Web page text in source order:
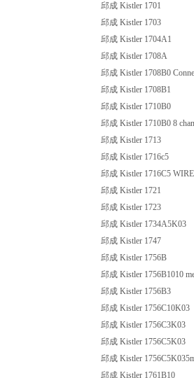
邱成 Kistler 1701
邱成 Kistler 1703
邱成 Kistler 1704A1
邱成 Kistler 1708A
邱成 Kistler 1708B0
邱成 Kistler 1708B1
邱成 Kistler 1710B0
邱成 Kistler 1710B0 8
邱成 Kistler 1713
邱成 Kistler 1716c5
邱成 Kistler 1716C5
邱成 Kistler 1721
邱成 Kistler 1723
邱成 Kistler 1734A5K03
邱成 Kistler 1747
邱成 Kistler 1756B
邱成 Kistler 1756B1010
邱成 Kistler 1756B3
邱成 Kistler 1756C10K03
邱成 Kistler 1756C3K03
邱成 Kistler 1756C5K03
邱成 Kistler
邱成 Kistler 1761B10